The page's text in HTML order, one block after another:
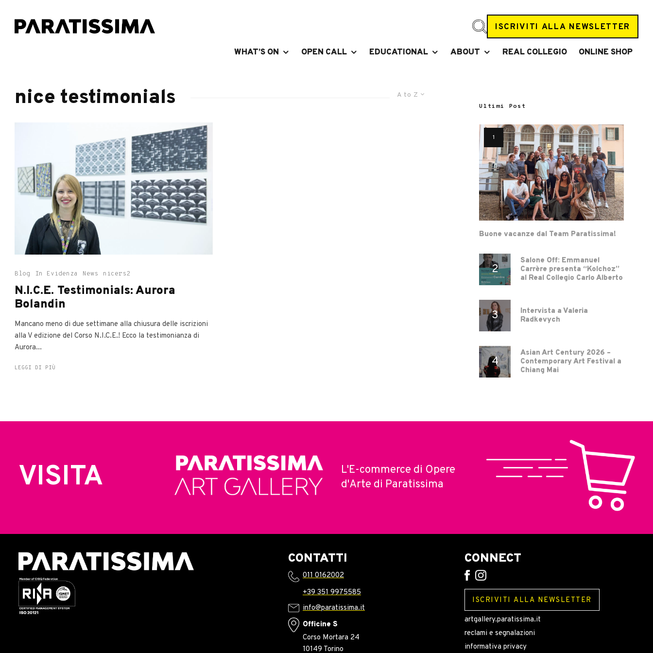
ISCRIVITI ALLA NEWSLETTER
WHAT’S ON OPEN CALL EDUCATIONAL ABOUT REAL COLLEGIO ONLINE SHOP
A to Z
nice testimonials
Blog In Evidenza News nicers2
N.I.C.E. Testimonials: Aurora
Bolandin
Mancano meno di due settimane alla chiusura delle iscrizioni
alla V edizione del Corso N.I.C.E.! Ecco la testimonianza di
Aurora...
LEGGI DI PIÙ
Ultimi Post
Buone vacanze dal Team Paratissima!
Salone Off: Emmanuel
Carrère presenta “Kolchoz”
al Real Collegio Carlo Alberto
Intervista a Valeria
Radkevych
Asian Art Century 2026 –
Contemporary Art Festival a
Chiang Mai
VISITA
L'E-commerce di Opere
d'Arte di Paratissima
CONTATTI
011 0162002
+39 351 9975585
info@paratissima.it
Officine S
Corso Mortara 24
10149 Torino
CONNECT
ISCRIVITI ALLA NEWSLETTER
artgallery.paratissima.it
reclami e segnalazioni
informativa privacy